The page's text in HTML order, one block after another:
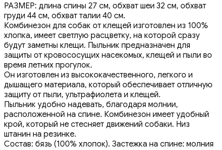
РАЗМЕР: длина спины 27 см, обхват шеи 32 см, обхват
груди 44 см, обхват талии 40 см.
Комбинезон для собак от клещей изготовлен из 100%
хлопка, имеет светлую расцветку, на которой сразу
будут заметны клещи. Пыльник предназначен для
защиты от кровососущих насекомых, клещей и пыли во
время летних прогулок.
Он изготовлен из высококачественного, легкого и
дышащего материала, который обеспечивает отличную
защиту от пыли, ультрафиолета и клещей.
Пыльник удобно надевать, благодаря молнии,
расположенной на спине. Комбинезон имеет удобный
крой, который не стесняет движений собаки. Низ
штанин на резинке.
Состав: бязь (100% хлопок). Застежка на спине: молния